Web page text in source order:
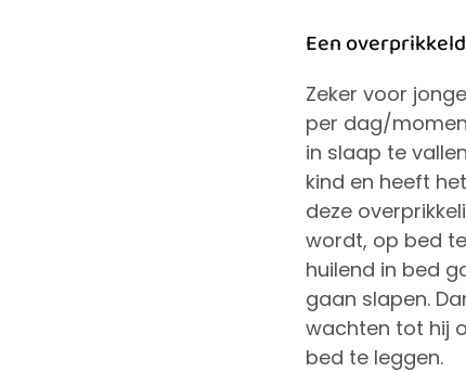
Een
Zeker voor
per dag/
in slaap te
kind en heeft
deze
wordt, op bed
huilend in bed
gaan slapen.
wachten tot hij
bed te leggen.